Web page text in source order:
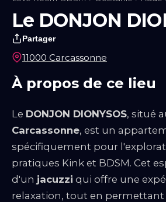
Liens utiles
BlogQui Sommes-Nous
Le DONJON
Partager
11000 Carcassonne
À propos de ce lieu
Le DONJON DIONYSOS, situé
Carcassonne, est un
spécifiquement pour
pratiques Kink et BDSM. Cet
d'un jacuzzi qui offre une
relaxation, tout en